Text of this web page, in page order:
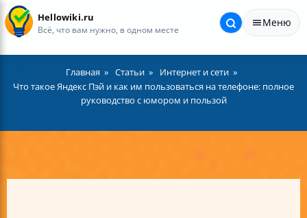
Hellowiki.ru
Всё, что вам нужно, в одном месте
Меню
Главная Статьи
Интернет и сети
Что такое Яндекс Пэй и как им пользоваться на телефоне: полное
руководство с юмором и пользой